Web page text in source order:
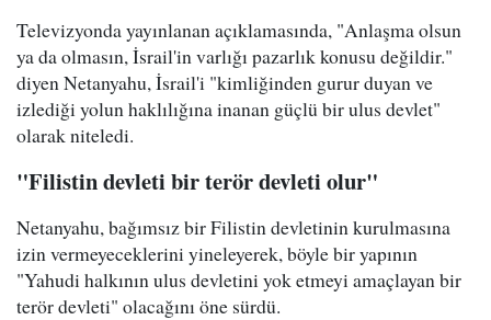
Televizyonda yayınlanan açıklamasında, "Anlaşma olsun
ya da olmasın, İsrail'in varlığı pazarlık konusu değildir."
diyen Netanyahu, İsrail'i "kimliğinden gurur duyan ve
izlediği yolun haklılığına inanan güçlü bir ulus devlet"
olarak niteledi.
"Filistin devleti bir terör devleti olur"
Netanyahu, bağımsız bir Filistin devletinin kurulmasına
izin vermeyeceklerini yineleyerek, böyle bir yapının
"Yahudi halkının ulus devletini yok etmeyi amaçlayan bir
terör devleti" olacağını öne sürdü.